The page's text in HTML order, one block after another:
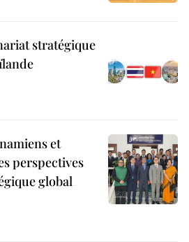
stratégique
et
perspectives
global